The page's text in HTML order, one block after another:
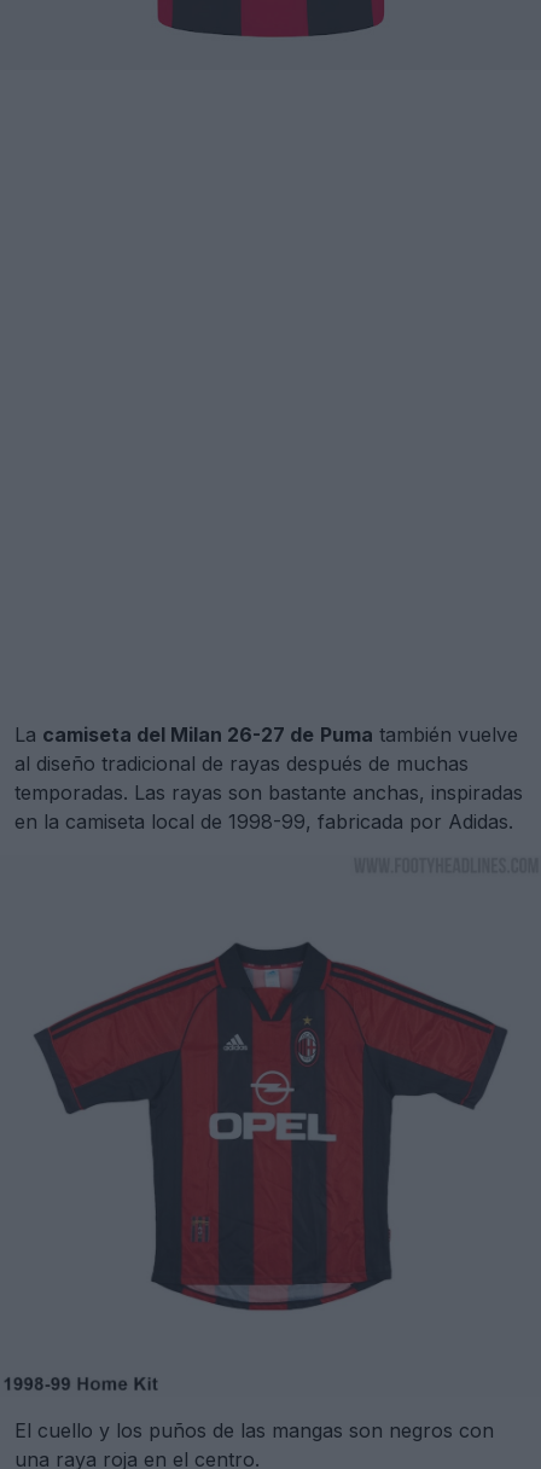
La camiseta del Milan 26-27 de Puma también vuelve
al diseño tradicional de rayas después de muchas
temporadas. Las rayas son bastante anchas, inspiradas
en la camiseta local de 1998-99, fabricada por Adidas.
El cuello y los puños de las mangas son negros con
una raya roja en el centro.